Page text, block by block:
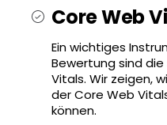
Core Web
Ein wichtiges
Bewertung sind
Vitals. Wir zeigen,
der Core Web
können.